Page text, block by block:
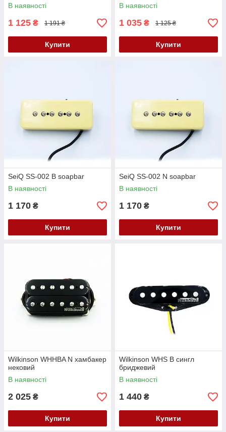
В наявності
1 125 ₴ 1 191 ₴
Купити
В наявності
1 035 ₴ 1 125 ₴
Купити
SeiQ SS-002 B soapbar
В наявності
1 170 ₴
Купити
SeiQ SS-002 N soapbar
В наявності
1 170 ₴
Купити
Wilkinson WHHBA N хамбакер
нековий
В наявності
2 025 ₴
Купити
Wilkinson WHS B сингл
бриджевий
В наявності
1 440 ₴
Купити